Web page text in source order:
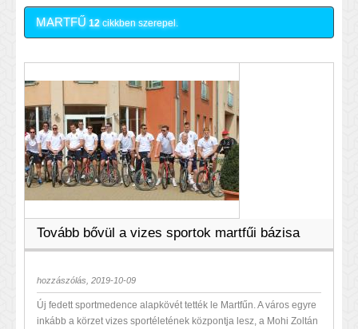
MARTFŰ 12cikkben szerepel.
Tovább bővül a vizes sportok martfűi bázisa
hozzászólás, 2019-10-09
Új fedett sportmedence alapkövét tették le Martfűn. A város egyre
inkább a körzet vizes sportéletének központja lesz, a Mohi Zoltán